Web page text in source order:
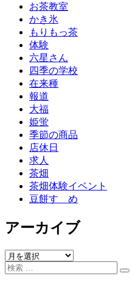
お茶教室
かき氷
もりもっ茶
体験
六星さん
四季の学校
在来種
報道
大福
姫蛍
季節の商品
店休日
求人
茶畑
茶畑体験イベント
豆餅すゞめ
アーカイブ
ア
ー
検
検